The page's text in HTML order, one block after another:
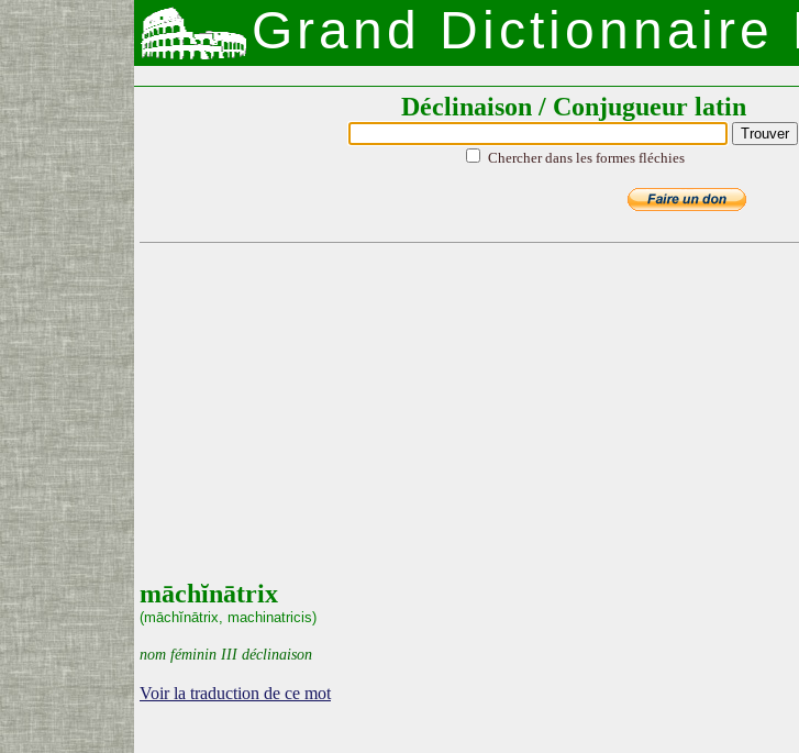
Grand Dictionnaire
Déclinaison / Conjugueur latin
Chercher dans les formes fléchies
māchĭnātrix
(māchĭnātrix, machinatricis)
nom féminin III déclinaison
Voir la traduction de ce mot